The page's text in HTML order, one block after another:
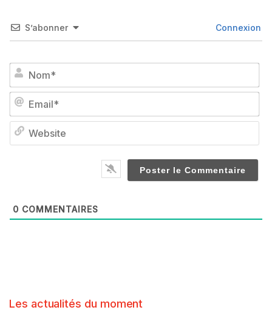
S’abonner Connexion
0 COMMENTAIRES
Les actualités du moment